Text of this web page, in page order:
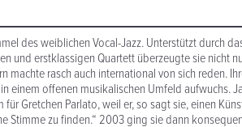
des weiblichen Vocal-Jazz. Unterstützt durch
und erstklassigen Quartett überzeugte sie nicht
machte rasch auch international von sich reden.
einem offenen musikalischen Umfeld aufwuchs.
Gretchen Parlato, weil er, so sagt sie, einen
Stimme zu finden.“ 2003 ging sie dann